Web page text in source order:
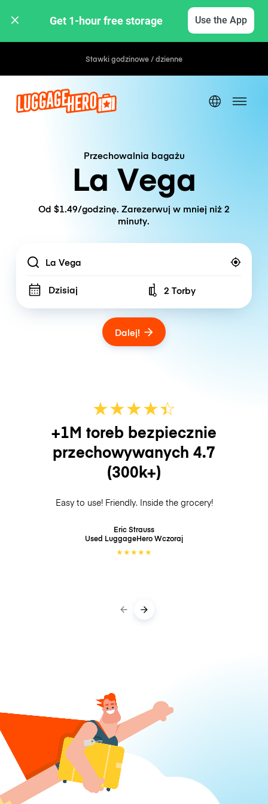
Get 1-hour free storage Use the App
Stawki godzinowe / dzienne
Przechowalnia bagażu
La Vega
Od $1.49/godzinę. Zarezerwuj w mniej niż 2
minuty.
Location
Dzisiaj Number of bags
2 Torby
Dalej!
★★★★☆
★
+1M toreb bezpiecznie
przechowywanych 4.7
(300k+)
Easy to use! Friendly. Inside the grocery!
Eric Strauss
Used LuggageHeroWczoraj
★★★★★